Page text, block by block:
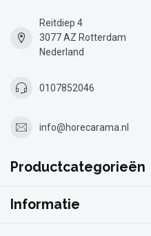
Reitdiep 4
3077 AZ Rotterdam
Nederland
0107852046
info@horecarama.nl
Productcategorieën
Informatie